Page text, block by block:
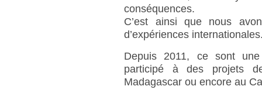
conséquences.
C’est ainsi que nous
d’expériences
Depuis 2011, ce sont
participé à des projets
Madagascar ou encore au